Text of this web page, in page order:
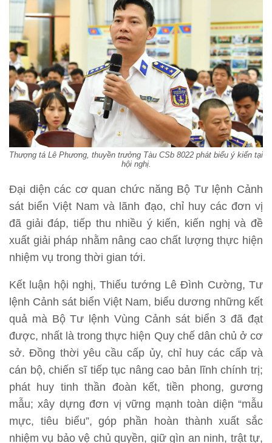
Thượng tá Lê Phương, thuyền trưởng Tàu CSb 8022 phát biểu ý kiến tại
hội nghị.
Đại diện các cơ quan chức năng Bộ Tư lệnh Cảnh
sát biển Việt Nam và lãnh đạo, chỉ huy các đơn vị
đã giải đáp, tiếp thu nhiều ý kiến, kiến nghị và đề
xuất giải pháp nhằm nâng cao chất lượng thực hiện
nhiệm vụ trong thời gian tới.
Kết luận hội nghị, Thiếu tướng Lê Đình Cường, Tư
lệnh Cảnh sát biển Việt Nam, biểu dương những kết
quả mà Bộ Tư lệnh Vùng Cảnh sát biển 3 đã đạt
được, nhất là trong thực hiện Quy chế dân chủ ở cơ
sở. Đồng thời yêu cầu cấp ủy, chỉ huy các cấp và
cán bộ, chiến sĩ tiếp tục nâng cao bản lĩnh chính trị;
phát huy tinh thần đoàn kết, tiền phong, gương
mẫu; xây dựng đơn vị vững mạnh toàn diện “mẫu
mực, tiêu biểu”, góp phần hoàn thành xuất sắc
nhiệm vụ bảo vệ chủ quyền, giữ gìn an ninh, trật tự,